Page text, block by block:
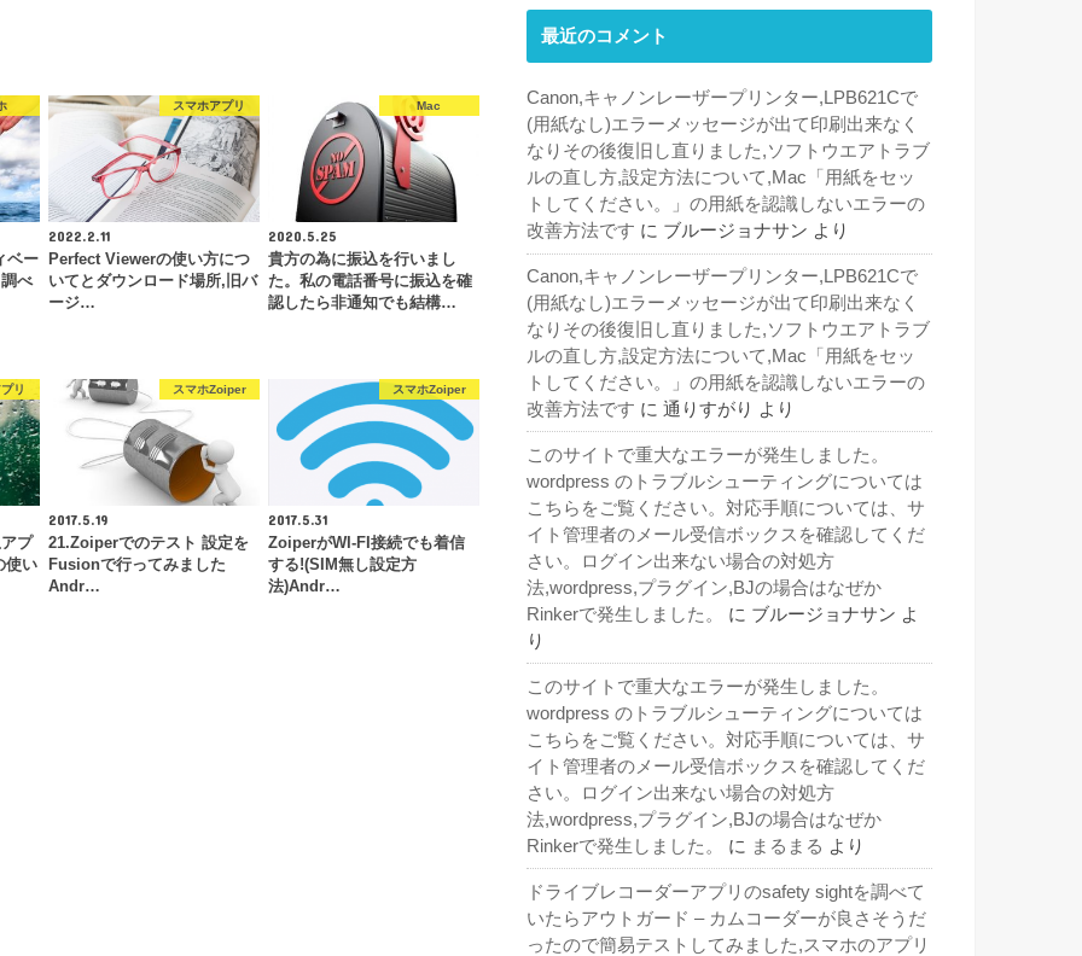
ベー
べ
スマホアプリ
2022.2.11
Perfect Viewerの使い方につ
いてとダウンロード場所,旧バ
ージ…
Mac
2020.5.25
貴方の為に振込を行いまし
た。私の電話番号に振込を確
認したら非通知でも結構…
リ
プ
使い
スマホZoiper
2017.5.19
21.Zoiperでのテスト 設定を
Fusionで行ってみました
Andr…
スマホZoiper
2017.5.31
ZoiperがWI-FI接続でも着信
する!(SIM無し設定方
法)Andr…
最近のコメント
Canon,キャノンレーザープリンター,LPB621Cで
(用紙なし)エラーメッセージが出て印刷出来なく
なりその後復旧し直りました,ソフトウエアトラブ
ルの直し方,設定方法について,Mac「用紙をセッ
トしてください。」の用紙を認識しないエラーの
改善方法です に ブルージョナサン より
Canon,キャノンレーザープリンター,LPB621Cで
(用紙なし)エラーメッセージが出て印刷出来なく
なりその後復旧し直りました,ソフトウエアトラブ
ルの直し方,設定方法について,Mac「用紙をセッ
トしてください。」の用紙を認識しないエラーの
改善方法です に 通りすがり より
このサイトで重大なエラーが発生しました。
wordpress のトラブルシューティングについては
こちらをご覧ください。対応手順については、サ
イト管理者のメール受信ボックスを確認してくだ
さい。ログイン出来ない場合の対処方
法,wordpress,プラグイン,BJの場合はなぜか
Rinkerで発生しました。
に ブルージョナサン よ
り
このサイトで重大なエラーが発生しました。
wordpress のトラブルシューティングについては
こちらをご覧ください。対応手順については、サ
イト管理者のメール受信ボックスを確認してくだ
さい。ログイン出来ない場合の対処方
法,wordpress,プラグイン,BJの場合はなぜか
Rinkerで発生しました。
に まるまる より
ドライブレコーダーアプリのsafety sightを調べて
いたらアウトガード – カムコーダーが良さそうだ
ったので簡易テストしてみました,スマホのアプリ